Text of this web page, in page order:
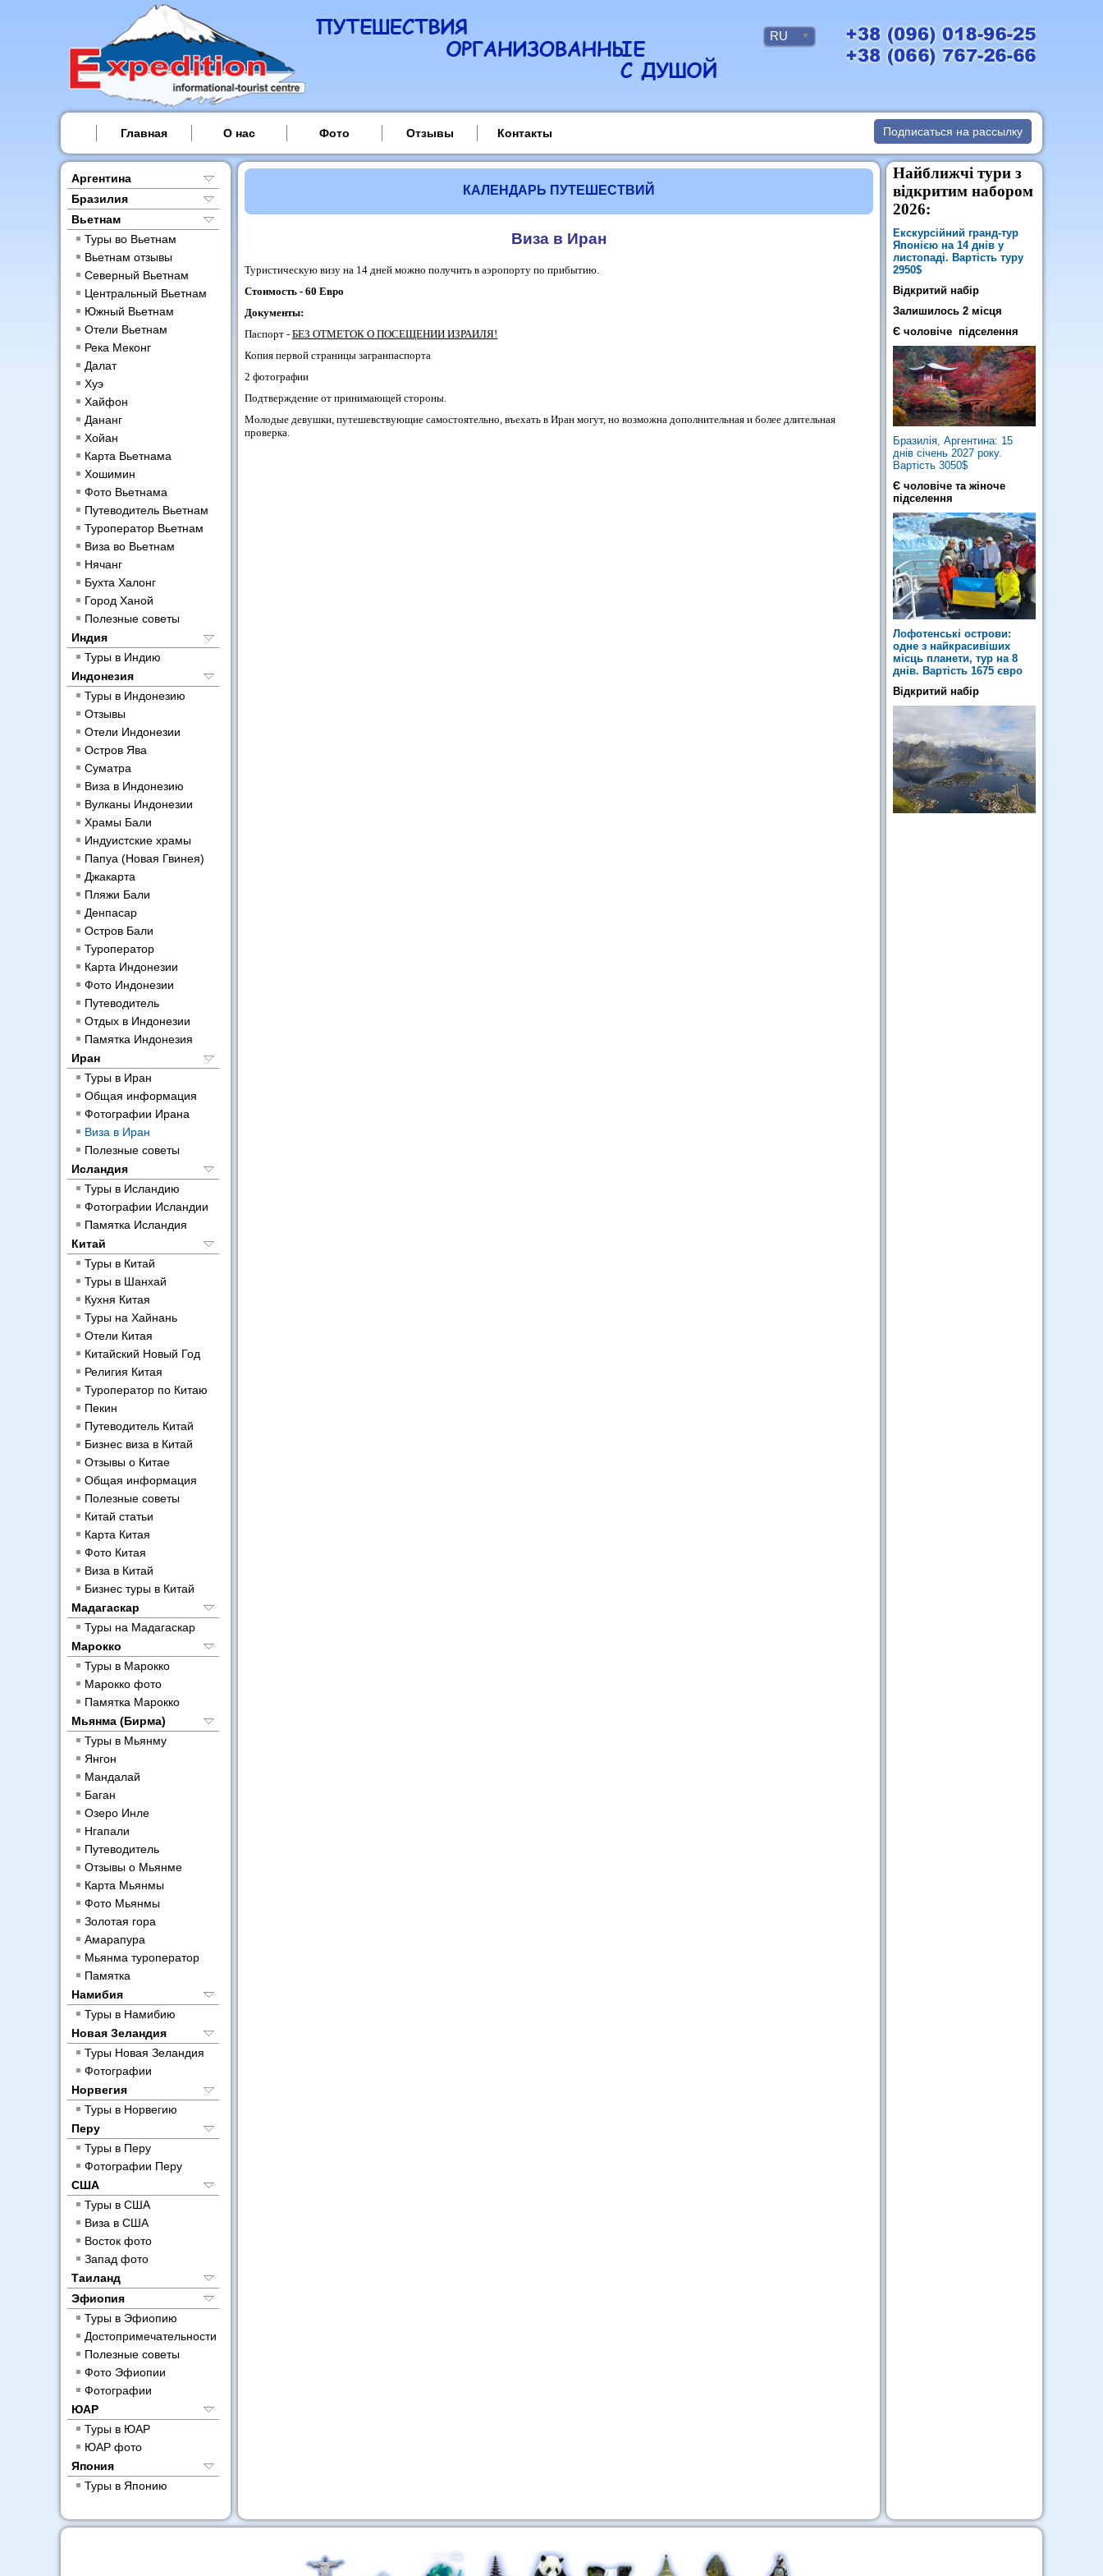
RU
Главная О нас Фото Отзывы Контакты Подписаться на рассылку
Аргентина
Бразилия
Вьетнам
Туры во Вьетнам
Вьетнам отзывы
Северный Вьетнам
Центральный Вьетнам
Южный Вьетнам
Отели Вьетнам
Река Меконг
Далат
Хуэ
Хайфон
Дананг
Хойан
Карта Вьетнама
Хошимин
Фото Вьетнама
Путеводитель Вьетнам
Туроператор Вьетнам
Виза во Вьетнам
Нячанг
Бухта Халонг
Город Ханой
Полезные советы
Индия
Туры в Индию
Индонезия
Туры в Индонезию
Отзывы
Отели Индонезии
Остров Ява
Суматра
Виза в Индонезию
Вулканы Индонезии
Храмы Бали
Индуистские храмы
Папуа (Новая Гвинея)
Джакарта
Пляжи Бали
Денпасар
Остров Бали
Туроператор
Карта Индонезии
Фото Индонезии
Путеводитель
Отдых в Индонезии
Памятка Индонезия
Иран
Туры в Иран
Общая информация
Фотографии Ирана
Виза в Иран
Полезные советы
Исландия
Туры в Исландию
Фотографии Исландии
Памятка Исландия
Китай
Туры в Китай
Туры в Шанхай
Кухня Китая
Туры на Хайнань
Отели Китая
Китайский Новый Год
Религия Китая
Туроператор по Китаю
Пекин
Путеводитель Китай
Бизнес виза в Китай
Отзывы о Китае
Общая информация
Полезные советы
Китай статьи
Карта Китая
Фото Китая
Виза в Китай
Бизнес туры в Китай
Мадагаскар
Туры на Мадагаскар
Марокко
Туры в Марокко
Марокко фото
Памятка Марокко
Мьянма (Бирма)
Туры в Мьянму
Янгон
Мандалай
Баган
Озеро Инле
Нгапали
Путеводитель
Отзывы о Мьянме
Карта Мьянмы
Фото Мьянмы
Золотая гора
Амарапура
Мьянма туроператор
Памятка
Намибия
Туры в Намибию
Новая Зеландия
Туры Новая Зеландия
Фотографии
Норвегия
Туры в Норвегию
Перу
Туры в Перу
Фотографии Перу
США
Туры в США
Виза в США
Восток фото
Запад фото
Таиланд
Эфиопия
Туры в Эфиопию
Достопримечательности
Полезные советы
Фото Эфиопии
Фотографии
ЮАР
Туры в ЮАР
ЮАР фото
Япония
Туры в Японию
КАЛЕНДАРЬ ПУТЕШЕСТВИЙ
Виза в Иран
Туристическую визу на 14 дней можно получить в аэропорту по прибытию.
Стоимость - 60 Евро
Документы:
Паспорт - БЕЗ ОТМЕТОК О ПОСЕЩЕНИИ ИЗРАИЛЯ!
Копия первой страницы загранпаспорта
2 фотографии
Подтверждение от принимающей стороны.
Молодые девушки, путешевствующие самостоятельно, въехать в Иран могут, но возможна дополнительная и более длительная
проверка.
Найближчі тури з
відкритим набором
2026:
Екскурсійний гранд-тур
Японією на 14 днів у
листопаді. Вартість туру
2950$
Відкритий набір
Залишилось 2 місця
Є чоловіче підселення
Бразилія, Аргентина: 15
днів січень 2027 року.
Вартість 3050$
Є чоловіче та жіноче
підселення
Лофотенські острови:
одне з найкрасивіших
місць планети, тур на 8
днів. Вартість 1675 євро
Відкритий набір